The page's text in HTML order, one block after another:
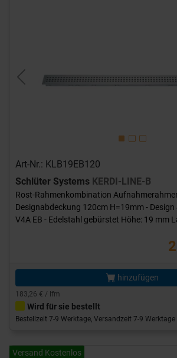
Previous
Art-Nr.: KLB19EB120
Schlüter Systems KERDI-LINE-B
Rost-Rahmenkombination
Designabdeckung 120cm H=19mm - Design
V4A EB - Edelstahl gebürstet Höhe: 19 mm
hinzufügen
183,26 € / lfm
Wird für sie bestellt
Bestellzeit 7-9 Werktage, Versandzeit 7-9 Werktage
Versand Kostenlos